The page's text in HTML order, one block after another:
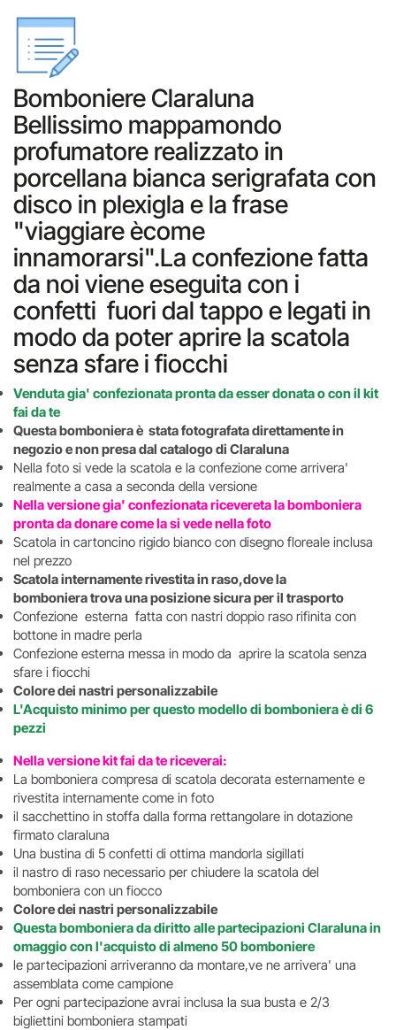
Bomboniere Claraluna
Bellissimo mappamondo
profumatore realizzato in
porcellana bianca serigrafata con
disco in plexigla e la frase
"viaggiare ècome
innamorarsi".La confezione fatta
da noi viene eseguita con i
confetti fuori dal tappo e legati in
modo da poter aprire la scatola
senza sfare i fiocchi
Venduta gia' confezionata pronta da esser donata o con il kit
fai da te
Questa bomboniera è stata fotografata direttamente in
negozio e non presa dal catalogo di Claraluna
Nella foto si vede la scatola e la confezione come arrivera'
realmente a casa a seconda della versione
Nella versione gia' confezionata ricevereta la bomboniera
pronta da donare come la si vede nella foto
Scatola in cartoncino rigido bianco con disegno floreale inclusa
nel prezzo
Scatola internamente rivestita in raso,dove la
bomboniera trova una posizione sicura per il trasporto
Confezione esterna fatta con nastri doppio raso rifinita con
bottone in madre perla
Confezione esterna messa in modo da aprire la scatola senza
sfare i fiocchi
Colore dei nastri personalizzabile
L'Acquisto minimo per questo modello di bomboniera è di 6
pezzi
Nella versione kit fai da te riceverai:
La bomboniera compresa di scatola decorata esternamente e
rivestita internamente come in foto
il sacchettino in stoffa dalla forma rettangolare in dotazione
firmato claraluna
Una bustina di 5 confetti di ottima mandorla sigillati
il nastro di raso necessario per chiudere la scatola del
bomboniera con un fiocco
Colore dei nastri personalizzabile
Questa bomboniera da diritto allepartecipazioni Claraluna in
omaggiocon l'acquisto di almeno 50 bomboniere
le partecipazioni arriveranno da montare,ve ne arrivera' una
assemblata come campione
Per ogni partecipazione avrai inclusa la sua busta e 2/3
bigliettini bomboniera stampati